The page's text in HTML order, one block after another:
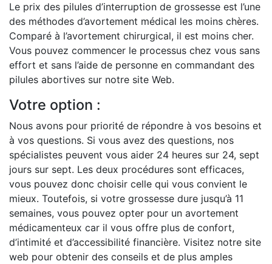
Le prix des pilules d’interruption de grossesse est l’une
des méthodes d’avortement médical les moins chères.
Comparé à l’avortement chirurgical, il est moins cher.
Vous pouvez commencer le processus chez vous sans
effort et sans l’aide de personne en commandant des
pilules abortives sur notre site Web.
Votre option :
Nous avons pour priorité de répondre à vos besoins et
à vos questions. Si vous avez des questions, nos
spécialistes peuvent vous aider 24 heures sur 24, sept
jours sur sept. Les deux procédures sont efficaces,
vous pouvez donc choisir celle qui vous convient le
mieux. Toutefois, si votre grossesse dure jusqu’à 11
semaines, vous pouvez opter pour un avortement
médicamenteux car il vous offre plus de confort,
d’intimité et d’accessibilité financière. Visitez notre site
web pour obtenir des conseils et de plus amples